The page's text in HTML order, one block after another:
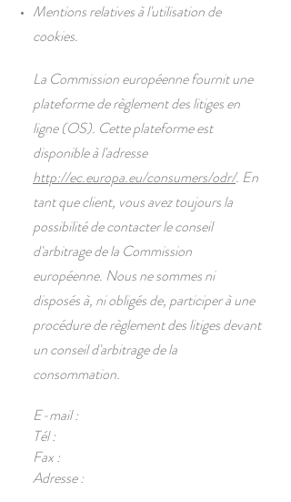
Mentions relatives à l'utilisation de
cookies.
La Commission européenne fournit une
plateforme de règlement des litiges en
ligne (OS). Cette plateforme est
disponible à l'adresse
http://ec.europa.eu/consumers/odr/. En
tant que client, vous avez toujours la
possibilité de contacter le conseil
d'arbitrage de la Commission
européenne. Nous ne sommes ni
disposés à, ni obligés de, participer à une
procédure de règlement des litiges devant
un conseil d'arbitrage de la
consommation.
E-mail :
Tél :
Fax :
Adresse :